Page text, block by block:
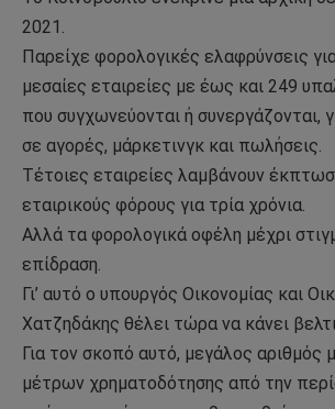
2021.
Παρείχε φορολογικές ελαφρύνσεις
μεσαίες εταιρείες με έως και 249
που συγχωνεύονται ή συνεργάζονται,
σε αγορές, μάρκετινγκ και πωλήσεις.
Τέτοιες εταιρείες λαμβάνουν
εταιρικούς φόρους για τρία χρόνια.
Αλλά τα φορολογικά οφέλη μέχρι
επίδραση.
Γι’ αυτό ο υπουργός Οικονομίας και
Χατζηδάκης θέλει τώρα να κάνει
Για τον σκοπό αυτό, μεγάλος
μέτρων χρηματοδότησης από την